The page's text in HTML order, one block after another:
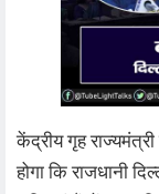
केंद्रीय गृह
होगा कि राजधानी